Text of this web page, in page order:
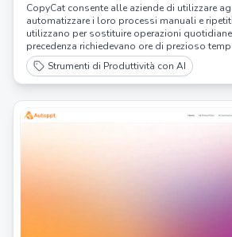
CopyCat consente alle aziende di utilizzare
automatizzare i loro processi manuali e
utilizzano per sostituire operazioni
precedenza richiedevano ore di prezioso
Strumenti di Produttività con AI